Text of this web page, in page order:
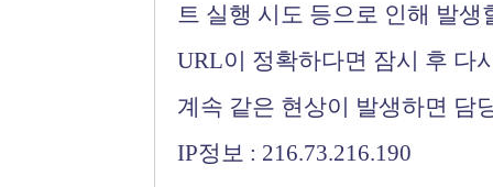
트 실행 시도 등으로 인해 발생
URL이 정확하다면 잠시 후 다
계속 같은 현상이 발생하면 담
IP정보 : 216.73.216.190